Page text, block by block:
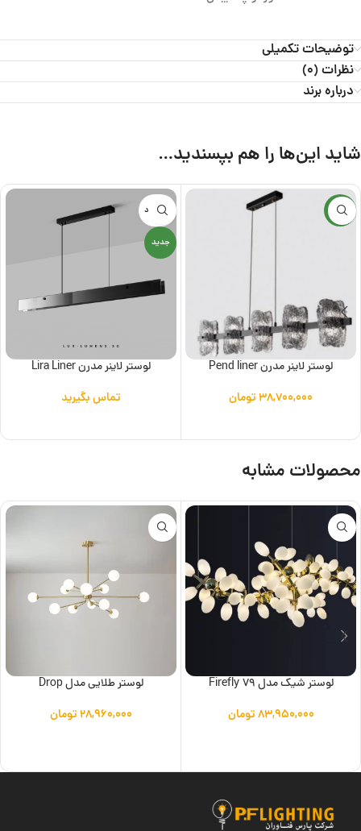
توضیحات تکمیلی
نظرات (0)
درباره برند
شاید این‌ها را هم بپسندید…
جدید
لوستر لاینر مدرن Pend liner
۳۸,۷۰۰,۰۰۰تومان
ناموجود
جدید
لوستر لاینر مدرن Lira Liner
تماس بگیرید
محصولات مشابه
لوستر شیک مدل Firefly 79
۸۳,۹۵۰,۰۰۰تومان
لوستر طلایی مدل Drop
۲۸,۹۶۰,۰۰۰تومان